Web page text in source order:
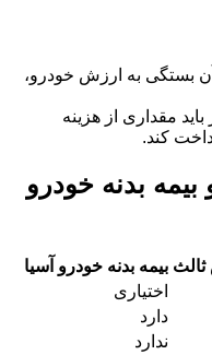
بستگی به ارزش خودرو،
مقداری از هزینه
کند.
بدنه خودرو
بیمه بدنه خودرو آسیا
اختیاری
دارد
ندارد